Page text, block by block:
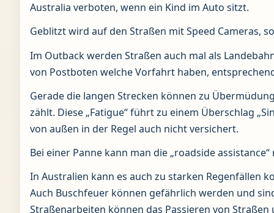
Australia verboten, wenn ein Kind im Auto sitzt.
Geblitzt wird auf den Straßen mit Speed Cameras,
Im Outback werden Straßen auch mal als
von Postboten welche Vorfahrt haben,
Gerade die langen Strecken können zu
zählt. Diese „Fatigue“ führt zu einem Überschlag
von außen in der Regel auch nicht versichert.
Bei einer Panne kann man die „roadside assistance“
In Australien kann es auch zu starken Regenfällen
Auch Buschfeuer können gefährlich werden und
Straßenarbeiten können das Passieren von Straßen